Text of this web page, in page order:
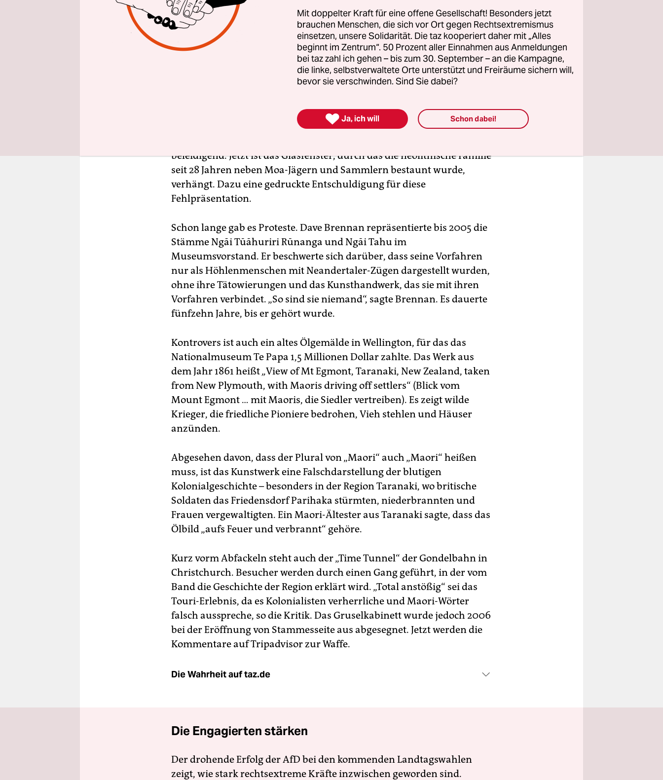
1993 wurde das Diorama mit einem Tourismus-Preis für den „besten
Beitrag für kulturelle Verständigung“ geehrt. Manche finden das
beleidigend. Jetzt ist das Glasfenster, durch das die neolithische Familie
seit 28 Jahren neben Moa-Jägern und Sammlern bestaunt wurde,
verhängt. Dazu eine gedruckte Entschuldigung für diese
Fehlpräsentation.
Schon lange gab es Proteste. ­Dave Brennan repräsentierte bis 2005 die
Stämme Ngāi Tūāhuriri Rūnanga und Ngāi Tahu im
Museumsvorstand. Er beschwerte sich darüber, dass seine Vorfahren
nur als Höhlenmenschen mit Neandertaler-Zügen dargestellt wurden,
ohne ihre Tätowierungen und das Kunsthandwerk, das sie mit ihren
Vorfahren verbindet. „So sind sie niemand“, sagte Brennan. Es dauerte
fünfzehn Jahre, bis er gehört wurde.
Kontrovers ist auch ein altes Ölgemälde in Wellington, für das das
Nationalmuseum Te Papa 1,5 Millionen Dollar zahlte. Das Werk aus
dem Jahr 1861 heißt„View of Mt Egmont, Taranaki, New Zealand, taken
from New Plymouth, with Mao­ris driving off settlers“ (Blick vom
Mount Egmont … mit Mao­ris, die Siedler vertreiben). Es zeigt wilde
Krieger, die friedliche Pio­nie­re bedrohen, Vieh stehlen und Häuser
anzünden.
Abgesehen davon, dass der Plural von „Maori“ auch „Maori“ heißen
muss, ist das Kunstwerk eine Falschdarstellung der blutigen
Kolonialgeschichte – besonders in der Region Taranaki, wo britische
Soldaten das Friedensdorf Parihaka stürmten, niederbrannten und
Frauen vergewaltigten. Ein Maori-Ältester aus Taranaki sagte, dass das
Ölbild „aufs Feuer und verbrannt“ gehöre.
Kurz vorm Abfackeln steht auch der „Time Tunnel“ der Gondelbahn in
Christchurch. Besucher werden durch einen Gang geführt, in der vom
Band die Geschichte der Region erklärt wird. „Total anstößig“ sei das
Touri-Erlebnis, da es Kolonialisten verherrliche und Maori-Wörter
falsch ausspreche, so die Kritik. Das Gruselkabinett wurde jedoch 2006
bei der Eröffnung von Stammesseite aus abgesegnet. Jetzt werden die
Kommentare auf Tripadvisor zur Waffe.
Die Wahrheit auf taz.de
Die Engagierten stärken
Der drohende Erfolg der AfD bei den kommenden Landtagswahlen
zeigt, wie stark rechtsextreme Kräfte inzwischen geworden sind.
Mit doppelter Kraft für eine offene Gesellschaft! Besonders jetzt
brauchen Menschen, die sich vor Ort gegen Rechtsextremismus
einsetzen, unsere Solidarität. Die taz kooperiert daher mit „Alles
beginnt im Zentrum“. 50 Prozent aller Einnahmen aus Anmeldungen
bei taz zahl ich gehen – bis zum 30. September – an die Kampagne,
die linke, selbstverwaltete Orte unterstützt und Freiräume sichern will,
bevor sie verschwinden. Sind Sie dabei?
 Ja, ich will Schon dabei!